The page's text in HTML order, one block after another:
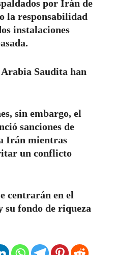
por Irán de
la responsabilidad
instalaciones
Saudita han
sin embargo, el
sanciones de
Irán mientras
un conflicto
centrarán en el
su fondo de riqueza